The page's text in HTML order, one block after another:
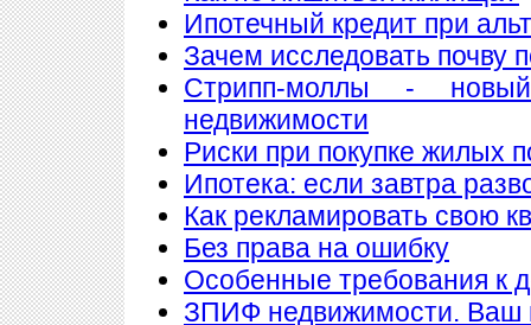
Ипотечный кредит при
Зачем исследовать почву
Стрипп-моллы -
недвижимости
Риски при покупке жилых
Ипотека: если завтра
Как рекламировать свою
Без права на ошибку
Особенные требования к
ЗПИФ недвижимости. Ваш